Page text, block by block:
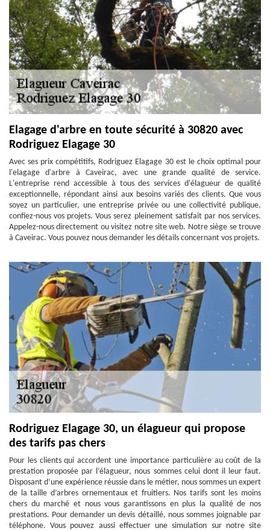
Elagage d'arbre en toute sécurité à 30820 avec
Rodriguez Elagage 30
Avec ses prix compétitifs, Rodriguez Elagage 30 est le choix optimal pour
l'elagage d'arbre à Caveirac, avec une grande qualité de service.
L'entreprise rend accessible à tous des services d'élagueur de qualité
exceptionnelle, répondant ainsi aux besoins variés des clients. Que vous
soyez un particulier, une entreprise privée ou une collectivité publique,
confiez-nous vos projets. Vous serez pleinement satisfait par nos services.
Appelez-nous directement ou visitez notre site web. Notre siège se trouve
à Caveirac. Vous pouvez nous demander les détails concernant vos projets.
Rodriguez Elagage 30, un élagueur qui propose
des tarifs pas chers
Pour les clients qui accordent une importance particulière au coût de la
prestation proposée par l’élagueur, nous sommes celui dont il leur faut.
Disposant d’une expérience réussie dans le métier, nous sommes un expert
de la taille d’arbres ornementaux et fruitiers. Nos tarifs sont les moins
chers du marché et nous vous garantissons en plus la qualité de nos
prestations. Pour demander un devis détaillé, nous sommes joignable par
téléphone. Vous pouvez aussi effectuer une simulation sur notre site